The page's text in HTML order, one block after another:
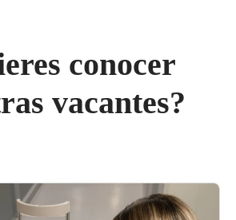
conocer
vacantes?